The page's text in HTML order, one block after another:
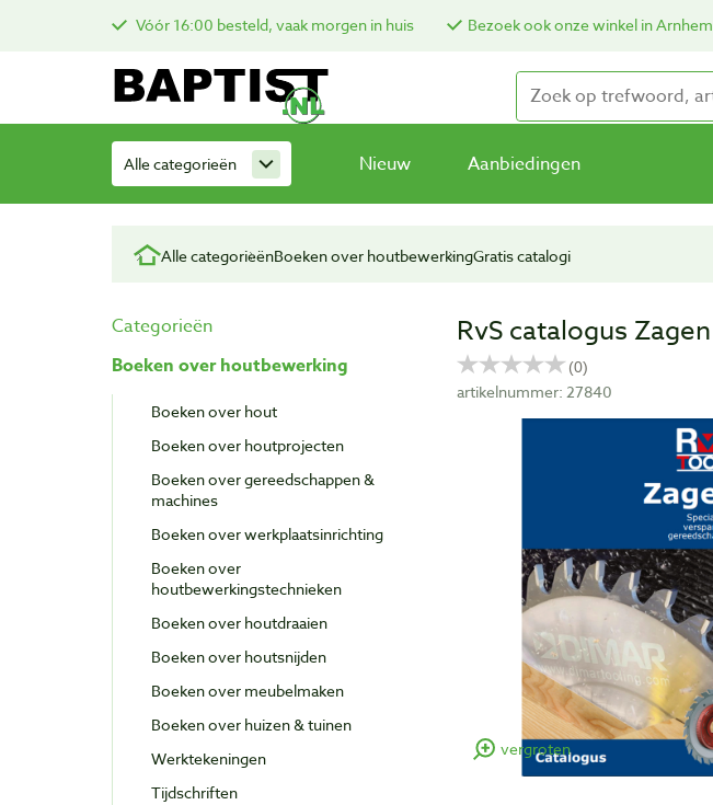
Vóór 16:00 besteld, vaak morgen in huis Bezoek ook onze winkel in Arnhem
Alle categorieën Nieuw Aanbiedingen
Alle categorieënBoeken over houtbewerkingGratis catalogi
Categorieën
Boeken over houtbewerking
Boeken over hout
Boeken over houtprojecten
Boeken over gereedschappen &
machines
Boeken over werkplaatsinrichting
Boeken over
houtbewerkingstechnieken
Boeken over houtdraaien
Boeken over houtsnijden
Boeken over meubelmaken
Boeken over huizen & tuinen
Werktekeningen
Tijdschriften
RvS catalogus Zagen
artikelnummer: 27840
vergroten